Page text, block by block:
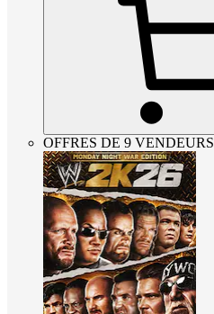
OFFRES DE 9 VENDEURS